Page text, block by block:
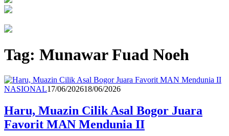
Tag: Munawar Fuad Noeh
NASIONALSuryo
17/06/202618/06/2026
Haru, Muazin Cilik Asal Bogor Juara
Favorit MAN Mendunia II